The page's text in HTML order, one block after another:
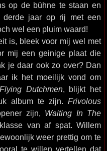
op de bühne te staan en
jaar op rij met een
wel een pluim waard!
is, bleek voor mij wel met
mij een geinige plaat die
je daar ook zo over? Dan
ik het moeilijk vond om
Flying Dutchmen, blijkt het
album te zijn. Frivolous
zijn, Waiting In The
van af spat. Willem
weer prettig om te
te willen vertellen dat